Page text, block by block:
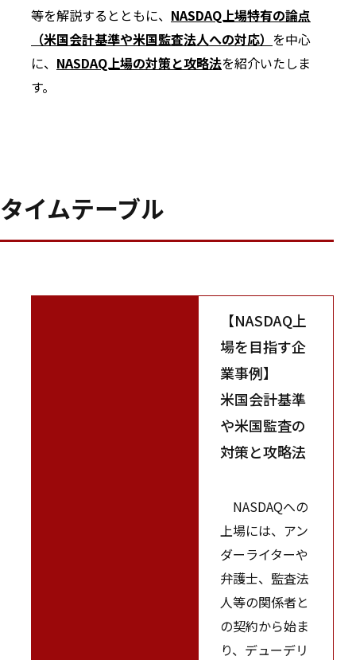
等を解説するとともに、 NASDAQ上場特有の論点
（米国会計基準や米国監査法人への対応） を中心
に、 NASDAQ上場の対策と攻略法を紹介いたしま
す。
タイムテーブル
【NASDAQ上
場を目指す企
業事例】
米国会計基準
や米国監査の
対策と攻略法
NASDAQへの
上場には、アン
ダーライターや
弁護士、監査法
人等の関係者と
の契約から始ま
り、デューデリ